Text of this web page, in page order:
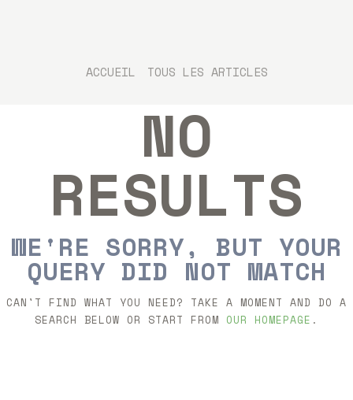
ACCUEIL TOUS LES ARTICLES
LES ARTISTES
LES CONCERTS
TOUTE L’ACTU
CHANTS SONS
NO
RESULTS
WE'RE SORRY, BUT YOUR
QUERY DID NOT MATCH
CAN'T FIND WHAT YOU NEED? TAKE A MOMENT AND DO A
SEARCH BELOW OR START FROM OUR HOMEPAGE .